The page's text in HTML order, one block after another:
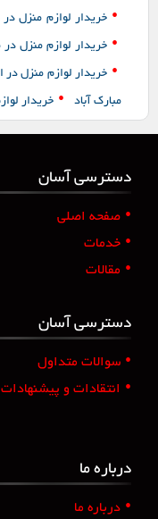
• خریدار لوازم منزل در
• خریدار لوازم منزل در
• خریدار لوازم منزل در
مبارک آباد • خریدار
دسترسی آسان
• صفحه اصلی
• خدمات
• مقالات
دسترسی آسان
• سوالات متداول
• انتقادات و پیشنهادات
درباره ما
• درباره ما